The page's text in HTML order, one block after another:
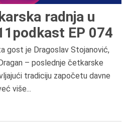
radnja u
EP 074
gost je Dragoslav Stojanović,
– poslednje četkarske
tradiciju započetu davne
više...